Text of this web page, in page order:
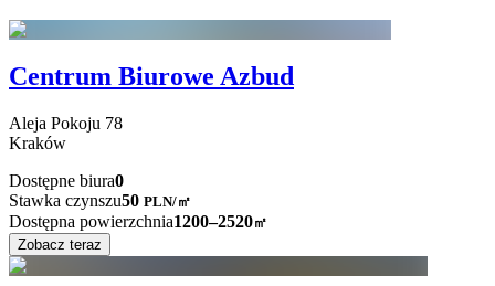
Centrum Biurowe Azbud
Aleja Pokoju 78
Kraków
Dostępne biura0
Stawka czynszu50 PLN/㎡
Dostępna powierzchnia1200–2520㎡
Zobacz teraz